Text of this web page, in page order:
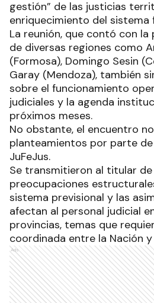
gestión” de las justicias
enriquecimiento del sistema
La reunión, que contó con la
de diversas regiones como
(Formosa), Domingo Sesin
Garay (Mendoza), también
sobre el funcionamiento
judiciales y la agenda
próximos meses.
No obstante, el encuentro
planteamientos por parte
JuFeJus.
Se transmitieron al titular de
preocupaciones
sistema previsional y las
afectan al personal judicial
provincias, temas que
coordinada entre la Nación
Ads